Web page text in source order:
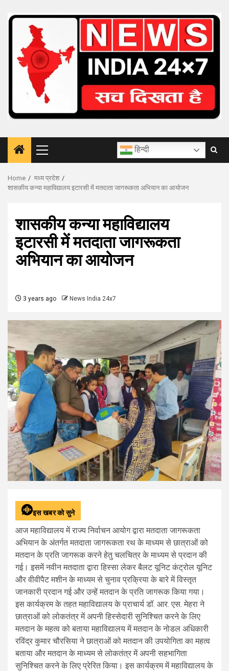
Primary
Menu
हिन्दी
Home
मध्य प्रदेश
शासकीय कन्‍या महाविद्यालय इटारसी में मतदाता जागरूकता अभियान का आयोजन
शासकीय कन्‍या महाविद्यालय
इटारसी में मतदाता जागरूकता
अभियान का आयोजन
3 years ago News India 24x7
इस खबर को सुने
आज महाविद्यालय में राज्य निर्वाचन आयोग द्वारा मतदाता जागरूकता
अभियान के अंतर्गत मतदाता जागरूकता रथ के माध्यम से छात्राओं को
मतदान के प्रति जागरूक करने हेतु चलचित्र के माध्यम से प्रदान की
गई। इसमें नवीन मतदाता द्वारा हिस्सा लेकर बैलट यूनिट कंट्रोल यूनिट
और वीवीपैट मशीन के माध्यम से चुनाव प्रक्रिया के बारे में विस्तृत
जानकारी प्रदान गई और उन्हें मतदान के प्रति जागरूक किया गया।
इस कार्यक्रम के तहत महाविद्यालय के प्राचार्य डॉ. आर. एस. मेहरा ने
छात्राओं को लोकतंत्र में अपनी हिस्सेदारी सुनिश्चित करने के लिए
मतदान के महत्व को बताया महाविद्यालय में मतदान के नोडल अधिकारी
रविंद्र कुमार चौरसिया ने छात्राओं को मतदान की उपयोगिता का महत्व
बताया और मतदान के माध्यम से लोकतंत्र में अपनी सहभागिता
सुनिश्चित करने के लिए प्रेरित किया। इस कार्यक्रम में महाविद्यालय के